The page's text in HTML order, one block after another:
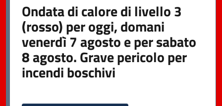
Ondata di calore di livello 3
(rosso) per oggi, domani
venerdì 7 agosto e per sabato
8 agosto. Grave pericolo per
incendi boschivi